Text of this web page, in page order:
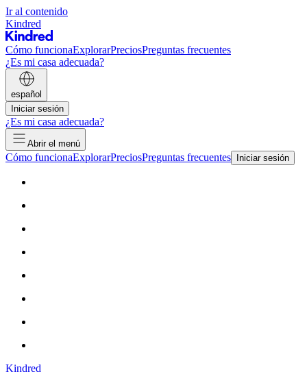
Ir al contenido
Kindred
Cómo funcionaExplorarPreciosPreguntas frecuentes
¿Es mi casa adecuada?
español
Iniciar sesión
¿Es mi casa adecuada?
Abrir el menú
Cómo funcionaExplorarPreciosPreguntas frecuentes Iniciar sesión
Kindred